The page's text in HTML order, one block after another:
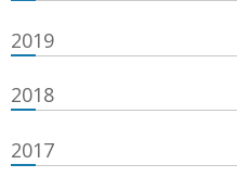
2019
2018
2017